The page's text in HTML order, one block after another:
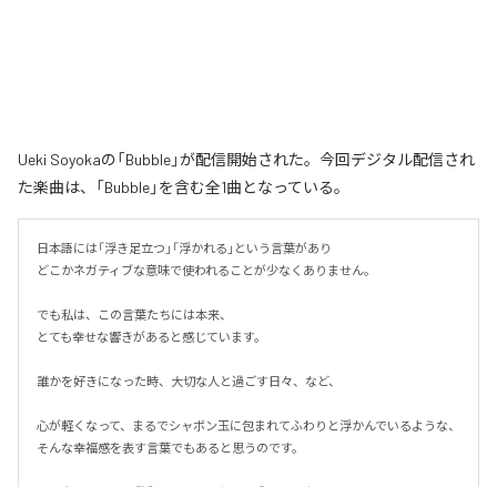
Ueki Soyokaの「Bubble」が配信開始された。今回デジタル配信され
た楽曲は、「Bubble」を含む全1曲となっている。
日本語には「浮き足立つ」「浮かれる」という言葉があり
どこかネガティブな意味で使われることが少なくありません。
でも私は、この言葉たちには本来、
とても幸せな響きがあると感じています。
誰かを好きになった時、大切な人と過ごす日々、など、
心が軽くなって、まるでシャボン玉に包まれてふわりと浮かんでいるような、
そんな幸福感を表す言葉でもあると思うのです。